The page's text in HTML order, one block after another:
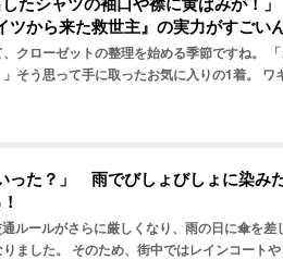
ツから来た救世主』の実力がすごい
クローゼットの整理を始める季節ですね。
そう思って手に取ったお気に入りの1着。 ワ
った？」 雨でびしょびしょに染み
ルールがさらに厳しくなり、雨の日に傘を差
ました。 そのため、街中ではレインコート
「ゴミ箱を開ける
～！」 夏のお悩
のシートを使っ